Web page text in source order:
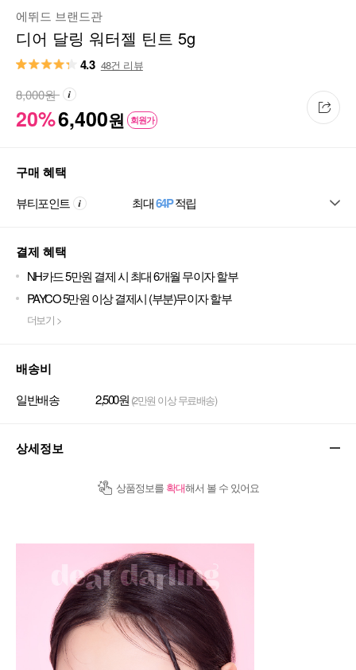
에뛰드 브랜드관
디어 달링 워터젤 틴트 5g
4.3 48건 리뷰
20%6,400원 회원가
8,000원
구매 혜택
뷰티포인트 최대64P적립
결제 혜택
NH카드 5만원 결제 시 최대 6개월 무이자 할부
PAYCO 5만원 이상 결제시 (부분)무이자 할부
더보기 >
배송비
일반배송 2,500원 (2만원 이상 무료배송)
상세정보
상품정보를 확대해서 볼 수 있어요